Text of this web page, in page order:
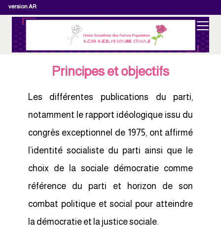
version AR
Principes et objectifs
Les différentes publications du parti,
notamment le rapport idéologique issu du
congrès exceptionnel de 1975, ont affirmé
l’identité socialiste du parti ainsi que le
choix de la sociale démocratie comme
référence du parti et horizon de son
combat politique et social pour atteindre
la démocratie et la justice sociale.